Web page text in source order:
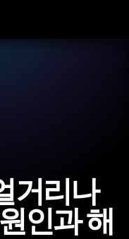
거리나
인과 해